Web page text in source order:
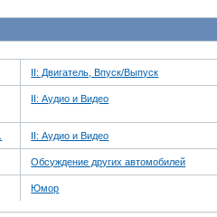
II: Двигатель, Впуск/Выпуск
II: Аудио и Bидео
II: Аудио и Bидео
Обсуждение других автомобилей
Юмор